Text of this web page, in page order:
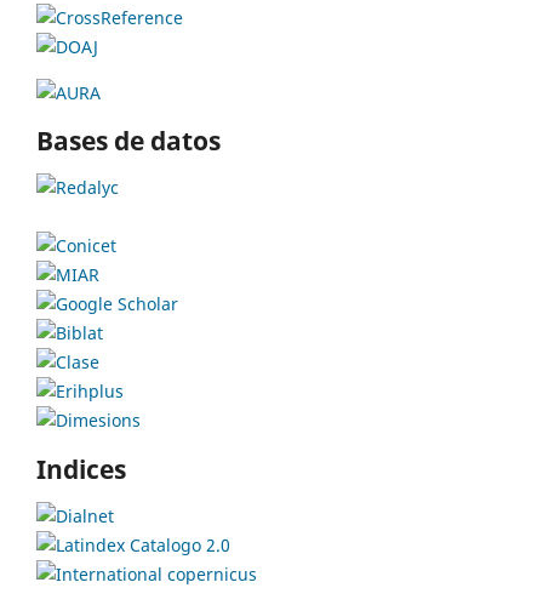
Bases de datos
Indices